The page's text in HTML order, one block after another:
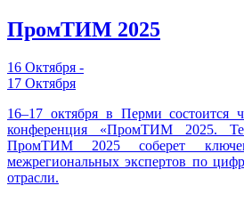
ПромТИМ 2025
16 Октября -
17 Октября
16–17 октября в Перми состоится
конференция «ПромТИМ 2025.
ПромТИМ 2025 соберет
межрегиональных экспертов по
отрасли.